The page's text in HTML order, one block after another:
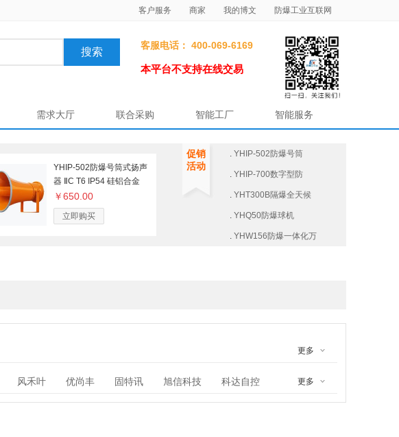
客户服务 商家 我的博文 防爆工业互联网
客服电话： 400-069-6169
本平台不支持在线交易
需求大厅 联合采购 智能工厂 智能服务
YHIP-502防爆号筒式扬声
器 ⅡC T6 IP54 硅铝合金
￥650.00
立即购买
促销
活动
. YHIP-502防爆号筒
. YHIP-700数字型防
. YHT300B隔爆全天候
. YHQ50防爆球机
. YHW156防爆一体化万
更多
风禾叶 优尚丰 固特讯 旭信科技
科达自控
北京安科迅捷科技发展有限公司
更多